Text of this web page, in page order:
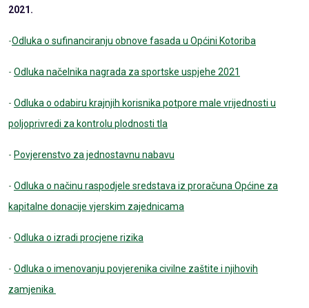
2021.
-Odluka o sufinanciranju obnove fasada u Općini Kotoriba
- Odluka načelnika nagrada za sportske uspjehe 2021
- Odluka o odabiru krajnjih korisnika potpore male vrijednosti u
poljoprivredi za kontrolu plodnosti tla
- Povjerenstvo za jednostavnu nabavu
- Odluka o načinu raspodjele sredstava iz proračuna Općine za
kapitalne donacije vjerskim zajednicama
- Odluka o izradi procjene rizika
- Odluka o imenovanju povjerenika civilne zaštite i njihovih
zamjenika